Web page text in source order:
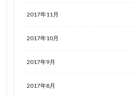
2017年11月
2017年10月
2017年9月
2017年8月